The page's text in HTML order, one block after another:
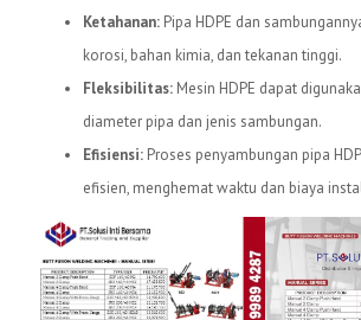
Ketahanan: Pipa HDPE dan
korosi, bahan kimia, dan tekanan tinggi.
Fleksibilitas: Mesin HDPE dapat
diameter pipa dan jenis sambungan.
Efisiensi: Proses penyambungan pipa
efisien, menghemat waktu dan biaya